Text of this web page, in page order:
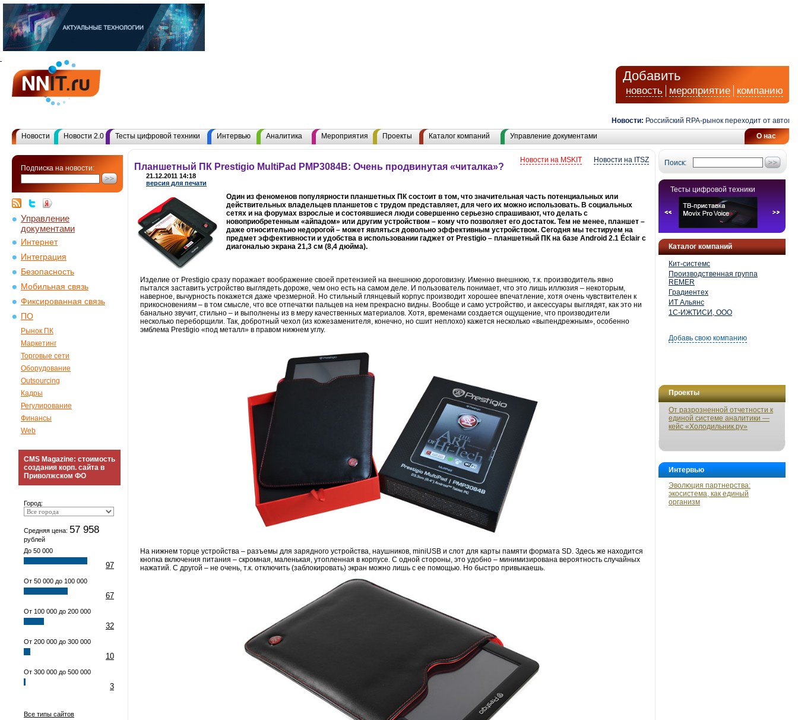
Добавить
новость мероприятие компанию
Новости: Российский RPA-рынок переходит от
О нас
Новости Новости 2.0 Тесты цифровой техники Интервью Аналитика Мероприятия Проекты Каталог компаний Управление документами
Подписка на новости:
Управление
документами
Интернет
Интеграция
Безопасность
Мобильная связь
Фиксированная связь
ПО
Рынок ПК
Маркетинг
Торговые сети
Оборудование
Outsourcing
Кадры
Регулирование
Финансы
Web
CMS Magazine: стоимость
создания корп. сайта в
Приволжском ФО
Город:
Средняя цена: 57 958
рублей
До 50 000
97
От 50 000 до 100 000
67
От 100 000 до 200 000
32
От 200 000 до 300 000
10
От 300 000 до 500 000
3
Все типы сайтов
Поиск:
Тесты цифровой техники
Каталог компаний
Кит-системс
Производственная группа
REMER
Градиентех
ИТ Альянс
1С-ИЖТИСИ, ООО
Добавь свою компанию
Проекты
От разрозненной отчетности к
единой системе аналитики —
кейс «Холодильник.ру»
Интервью
Эволюция партнерства:
экосистема, как единый
организм
Новости на ITSZ
Новости на MSKIT
Планшетный ПК Prestigio MultiPad PMP3084B: Очень продвинутая «читалка»?
21.12.2011 14:18
версия для печати
Один из феноменов популярности планшетных ПК состоит в том, что значительная часть потенциальных или
действительных владельцев планшетов с трудом представляет, для чего их можно использовать. В социальных
сетях и на форумах взрослые и состоявшиеся люди совершенно серьезно спрашивают, что делать с
новоприобретенным «айпадом» или другим устройством – кому что позволяет его достаток. Тем не менее, планшет –
даже относительно недорогой – может являться довольно эффективным устройством. Сегодня мы тестируем на
предмет эффективности и удобства в использовании гаджет от Prestigio – планшетный ПК на базе Android 2.1 Éclair с
диагональю экрана 21,3 см (8,4 дюйма).
Изделие от Prestigio сразу поражает воображение своей претензией на внешнюю дороговизну. Именно внешнюю, т.к. производитель явно
пытался заставить устройство выглядеть дороже, чем оно есть на самом деле. И пользователь понимает, что это лишь иллюзия – некоторым,
наверное, вычурность покажется даже чрезмерной. Но стильный глянцевый корпус производит хорошее впечатление, хотя очень чувствителен к
прикосновениям – в том смысле, что все отпечатки пальцев на нем прекрасно видны. Вообще и само устройство, и аксессуары выглядят, как это ни
банально звучит, стильно – и выполнены из в меру качественных материалов. Хотя, временами создается ощущение, что производители
несколько переборщили. Так, добротный чехол (из кожезаменителя, конечно, но сшит неплохо) кажется несколько «выпендрежным», особенно
эмблема Prestigio «под металл» в правом нижнем углу.
На нижнем торце устройства – разъемы для зарядного устройства, наушников, miniUSB и слот для карты памяти формата SD. Здесь же находится
кнопка включения питания – скромная, маленькая, утопленная в корпусе. С одной стороны, это удобно – минимизирована вероятность случайных
нажатий. С другой – не очень, т.к. отключить (заблокировать) экран можно лишь с ее помощью. Но быстро привыкаешь.